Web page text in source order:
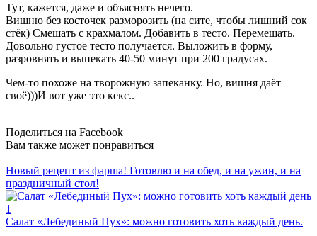
Тут, кажется, даже и объяснять нечего.
Вишню без косточек разморозить (на сите, чтобы лишний сок
стёк) Смешать с крахмалом. Добавить в тесто. Перемешать.
Довольно густое тесто получается. Выложить в форму,
разровнять и выпекать 40-50 минут при 200 градусах.
Чем-то похоже на творожную запеканку. Но, вишня даёт
своё)))И вот уже это кекс..
Поделиться на Facebook
Вам также может понравиться
Новый рецепт из фарша! Готовлю и на обед, и на ужин, и на
праздничный стол!
Салат «Лебединый Пух»: можно готовить хоть каждый день.